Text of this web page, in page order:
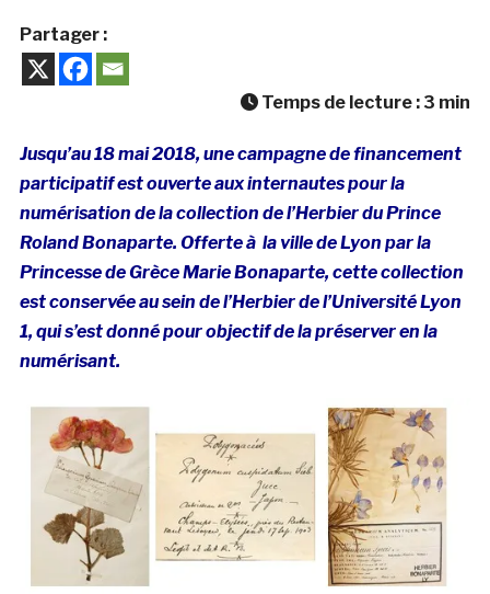
Partager :
Temps de lecture : 3 min
Jusqu’au 18 mai 2018, une campagne de financement
participatif est ouverte aux internautes pour la
numérisation de la collection de l’Herbier du Prince
Roland Bonaparte. Offerte à la ville de Lyon par la
Princesse de Grèce Marie Bonaparte, cette collection
est conservée au sein de l’Herbier de l’Université Lyon
1, qui s’est donné pour objectif de la préserver en la
numérisant.